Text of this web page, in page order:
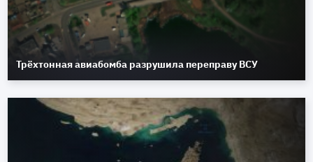
Трёхтонная авиабомба разрушила переправу ВСУ